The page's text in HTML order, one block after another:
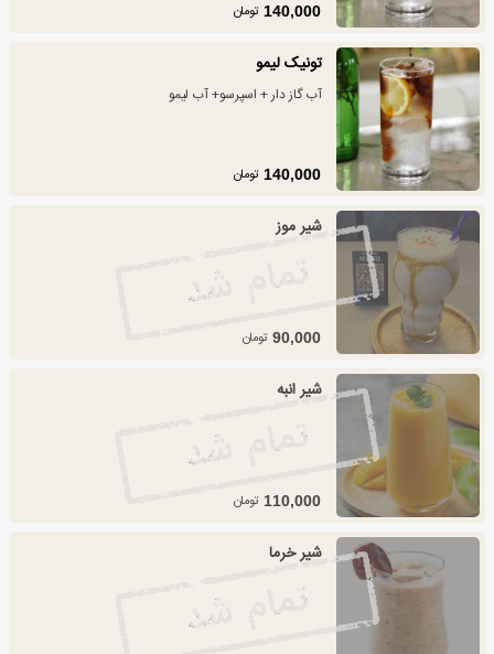
140,000 تومان
تونیک لیمو
آب گاز دار + اسپرسو+ آب لیمو
140,000 تومان
شیر موز
90,000 تومان
شیر انبه
110,000 تومان
شیر خرما